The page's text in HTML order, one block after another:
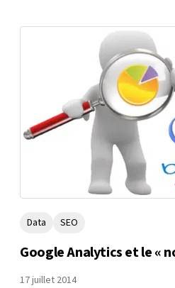
Data SEO
Google Analytics et le «
17 juillet 2014